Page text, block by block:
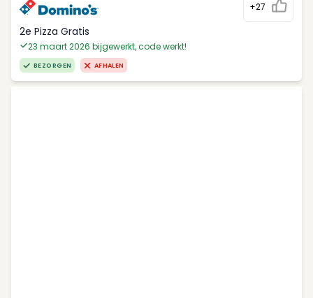
+27
2e Pizza Gratis
23 maart 2026 bijgewerkt, code werkt!
BEZORGEN AFHALEN